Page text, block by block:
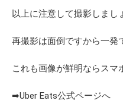
以上に注意して撮影しまし
再撮影は面倒ですから一発
これも画像が鮮明ならスマ
➡Uber Eats公式ページへ